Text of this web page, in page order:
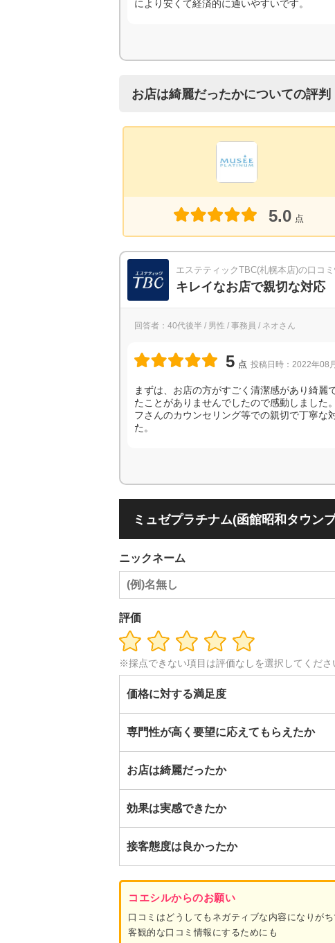
により安くて経済的に通いやすいです。
お店は綺麗だったかについての評判
5.0 点
エステティックTBC(札幌本店)の口コ
キレイなお店で親切な対応
回答者：40代後半 / 男性 / 事務員 / ネオさん
5 点 投稿日時：2022年08
まずは、お店の方がすごく清潔感があり綺麗
たことがありませんでしたので感動しました
フさんのカウンセリング等での親切で丁寧な
た。
ミュゼプラチナム(函館昭和タウン
ニックネーム
評価
※採点できない項目は評価なしを選択してくださ
価格に対する満足度
専門性が高く要望に応えてもらえたか
お店は綺麗だったか
効果は実感できたか
接客態度は良かったか
コエシルからのお願い
口コミはどうしてもネガティブな内容になりがち
客観的な口コミ情報にするためにも